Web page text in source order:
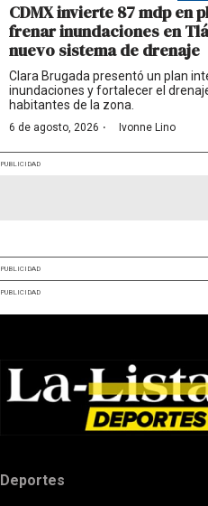
CDMX invierte 87 mdp en
frenar inundaciones en
nuevo sistema de drenaje
Clara Brugada presentó un plan
inundaciones y fortalecer el
habitantes de la zona.
6 de agosto, 2026 · Ivonne Lino
PUBLICIDAD
PUBLICIDAD
PUBLICIDAD
Deportes